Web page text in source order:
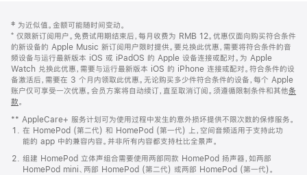
页
页
脚
注
‡ 为近似值。金额可能随时间变动。
⁺ 仅限新订阅用户。免费试用期结束后，每月收费为 RMB 12。优惠仅面向购买符合条件
的新设备的 Apple Music 新订阅用户限时提供。要兑换此优惠，需要将符合条件的音
频设备与运行最新版本 iOS 或 iPadOS 的 Apple 设备连接或配对。为 Apple
Watch 兑换此优惠，需要与运行最新版本 iOS 的 iPhone 连接或配对。符合条件的设
备激活后，需要在 3 个月内领取此优惠。无论购买多少件符合条件的设备，每个 Apple
账户仅可享受一次优惠。会员方案将自动续订，直至取消订阅。须遵循限制条件和其他条
款。
窗
口
中
打
开)
** AppleCare+ 服务计划可为使用过程中发生的意外损坏提供不限次数的保修服务。
在 HomePod (第二代) 和 HomePod (第一代) 上，空间音频适用于支持此功
能的 app 中的兼容内容。并非所有内容都支持杜比全景声。
组建 HomePod 立体声组合需要使用两部同款 HomePod 扬声器，如两部
HomePod mini、两部 HomePod (第二代) 或两部 HomePod (第一代)。